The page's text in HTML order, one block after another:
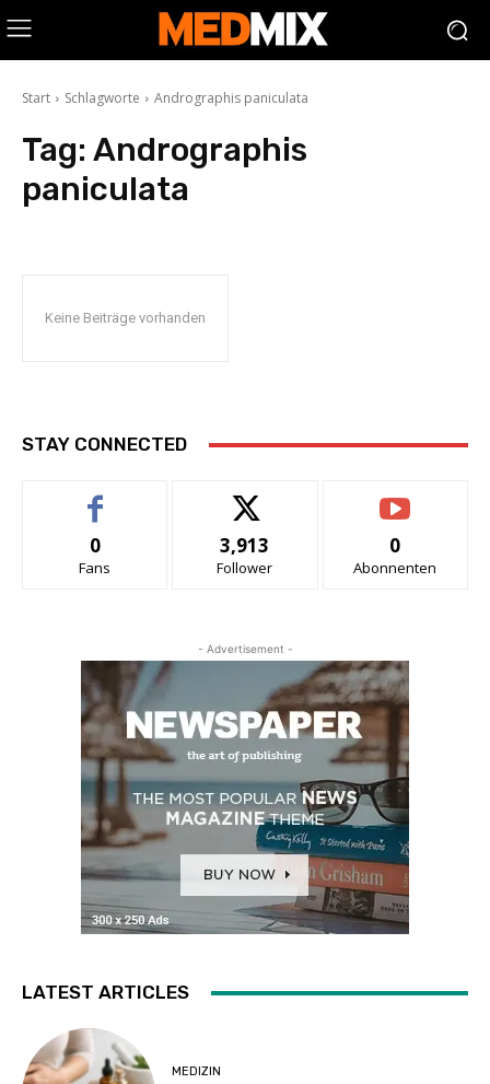
Start Schlagworte Andrographis paniculata
Tag: Andrographis
paniculata
Keine Beiträge vorhanden
STAY CONNECTED
0
Fans
3,913
Follower
0
Abonnenten
- Advertisement -
LATEST ARTICLES
MEDIZIN